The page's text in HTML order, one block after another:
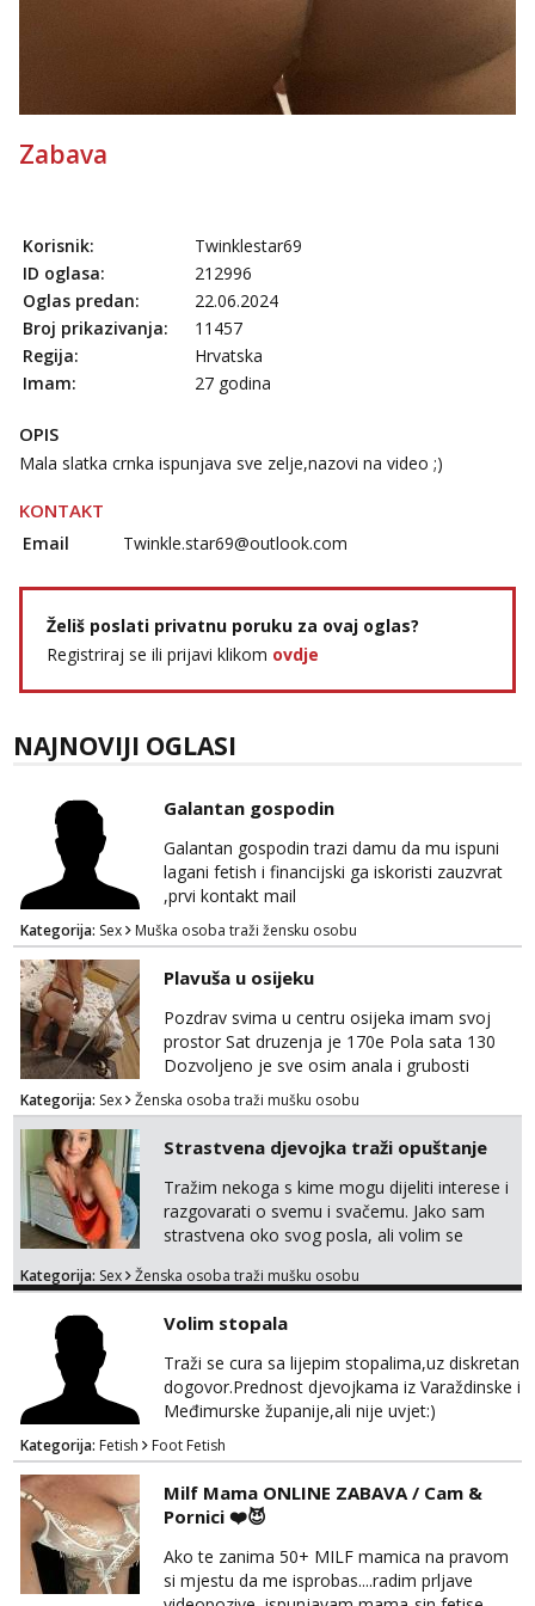
- Kod: #142
tel:0,93€ - mob:1,12€ min
Zabava
Korisnik:
Twinklestar69
ID oglasa:
212996
Oglas predan:
22.06.2024
Broj prikazivanja:
11457
Regija:
Hrvatska
Imam:
27 godina
OPIS
Mala slatka crnka ispunjava sve zelje,nazovi na video ;)
KONTAKT
Email Twinkle.star69@outlook.com
Želiš poslati privatnu poruku za ovaj oglas?
Registriraj se ili prijavi klikom ovdje
NAJNOVIJI OGLASI
Galantan gospodin
Galantan gospodin trazi damu da mu ispuni
lagani fetish i financijski ga iskoristi zauzvrat
,prvi kontakt mail
Kategorija: Sex Muška osoba traži žensku osobu
Plavuša u osijeku
Pozdrav svima u centru osijeka imam svoj
prostor Sat druzenja je 170e Pola sata 130
Dozvoljeno je sve osim anala i grubosti
Prodajem i svoja videa ako nekog zanima Za
dogovor javite se na wocap 0919282417
Kategorija: Sex Ženska osoba traži mušku osobu
Strastvena djevojka traži opuštanje
Tražim nekoga s kime mogu dijeliti interese i
razgovarati o svemu i svačemu. Jako sam
strastvena oko svog posla, ali volim se
Voljela bi naci nekoga pa da se nemoram
ispod i nadji me tamo, cekam te!
Kategorija: Sex Ženska osoba traži mušku osobu
Volim stopala
Traži se cura sa lijepim stopalima,uz diskretan
dogovor.Prednost djevojkama iz Varaždinske i
Međimurske županije,ali nije uvjet:)
Kategorija: Fetish Foot Fetish
Milf Mama ONLINE ZABAVA / Cam &
Pornici ❤️😈
Ako te zanima 50+ MILF mamica na pravom
si mjestu da me isprobas....radim prljave